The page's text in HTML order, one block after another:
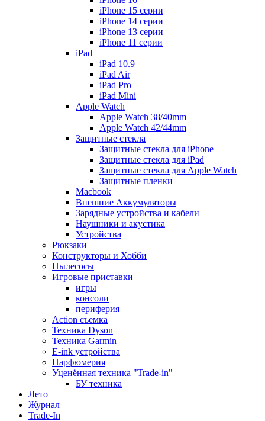
iPhone 15 серии
iPhone 14 серии
iPhone 13 серии
iPhone 11 серии
iPad
iPad 10.9
iPad Air
iPad Pro
iPad Mini
Apple Watch
Apple Watch 38/40mm
Apple Watch 42/44mm
Защитные стекла
Защитные стекла для iPhone
Защитные стекла для iPad
Защитные стекла для Apple Watch
Защитные пленки
Macbook
Внешние Аккумуляторы
Зарядные устройства и кабели
Наушники и акустика
Устройства
Рюкзаки
Конструкторы и Хобби
Пылесосы
Игровые приставки
игры
консоли
периферия
Action съемка
Техника Dyson
Техника Garmin
E-ink устройства
Парфюмерия
Уценённая техника "Trade-in"
БУ техника
Лето
Журнал
Trade-In